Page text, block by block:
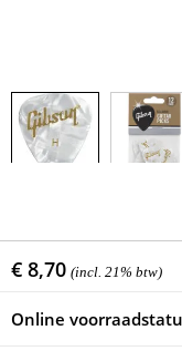
€ 8,70 (incl. 21% btw)
Online